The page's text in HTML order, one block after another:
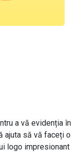
a vă evidenția în
ajuta să vă faceți o
logo impresionant